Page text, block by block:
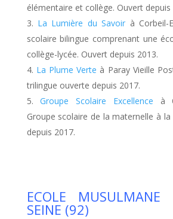
élémentaire et collège. Ouvert depuis
La Lumière du Savoir à Corbeil-
scolaire bilingue comprenant une
collège-lycée. Ouvert depuis 2013.
La Plume Verte à Paray Vieille
trilingue ouverte depuis 2017.
Groupe Scolaire Excellence à
Groupe scolaire de la maternelle à
depuis 2017.
ECOLE MUSULMANE
SEINE (92)